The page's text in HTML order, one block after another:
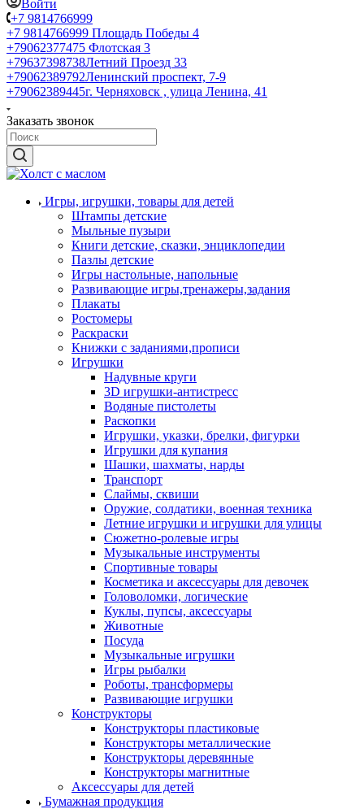
Войти
+7 9814766999
+7 9814766999 Площадь Победы 4
+79062377475 Флотская 3
+79637398738Летний Проезд 33
+79062389792Ленинский проспект, 7-9
+79062389445г. Черняховск , улица Ленина, 41
Заказать звонок
Игры, игрушки, товары для детей
Штампы детские
Мыльные пузыри
Книги детские, сказки, энциклопедии
Пазлы детские
Игры настольные, напольные
Развивающие игры,тренажеры,задания
Плакаты
Ростомеры
Раскраски
Книжки с заданиями,прописи
Игрушки
Надувные круги
3D игрушки-антистресс
Водяные пистолеты
Раскопки
Игрушки, указки, брелки, фигурки
Игрушки для купания
Шашки, шахматы, нарды
Транспорт
Слаймы, сквиши
Оружие, солдатики, военная техника
Летние игрушки и игрушки для улицы
Сюжетно-ролевые игры
Музыкальные инструменты
Спортивные товары
Косметика и аксессуары для девочек
Головоломки, логические
Куклы, пупсы, аксессуары
Животные
Посуда
Музыкальные игрушки
Игры рыбалки
Роботы, трансформеры
Развивающие игрушки
Конструкторы
Конструкторы пластиковые
Конструкторы металлические
Конструкторы деревянные
Конструкторы магнитные
Аксессуары для детей
Бумажная продукция